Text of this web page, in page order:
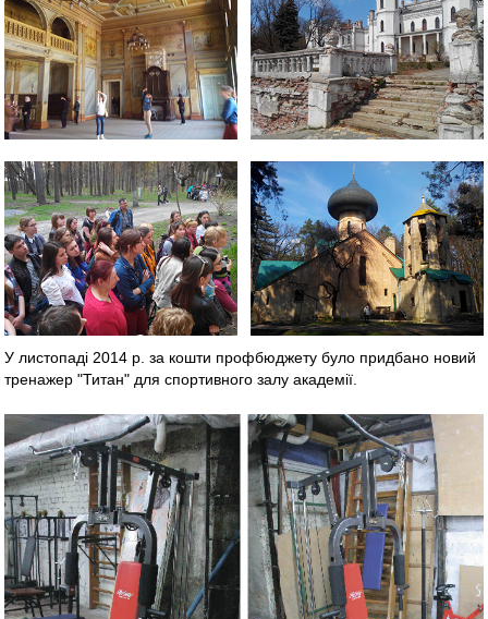
У листопаді 2014 р. за кошти профбюджету було придбано новий
тренажер "Титан" для спортивного залу академії.